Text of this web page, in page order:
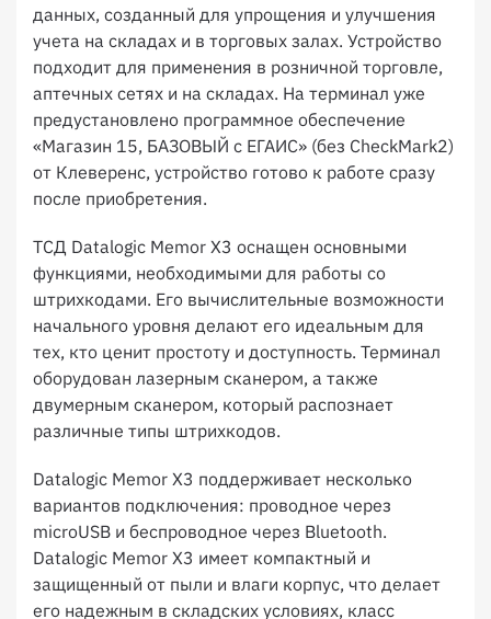
данных, созданный для упрощения и улучшения
учета на складах и в торговых залах. Устройство
подходит для применения в розничной торговле,
аптечных сетях и на складах. На терминал уже
предустановлено программное обеспечение
«Магазин 15, БАЗОВЫЙ с ЕГАИС» (без CheckMark2)
от Клеверенс, устройство готово к работе сразу
после приобретения.
ТСД Datalogic Memor X3 оснащен основными
функциями, необходимыми для работы со
штрихкодами. Его вычислительные возможности
начального уровня делают его идеальным для
тех, кто ценит простоту и доступность. Терминал
оборудован лазерным сканером, а также
двумерным сканером, который распознает
различные типы штрихкодов.
Datalogic Memor X3 поддерживает несколько
вариантов подключения: проводное через
microUSB и беспроводное через Bluetooth.
Datalogic Memor X3 имеет компактный и
защищенный от пыли и влаги корпус, что делает
его надежным в складских условиях, класс